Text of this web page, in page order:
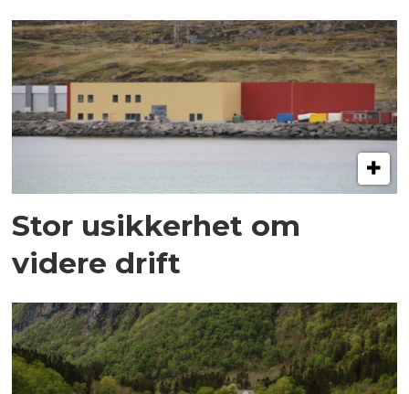
Stor usikkerhet om
videre drift